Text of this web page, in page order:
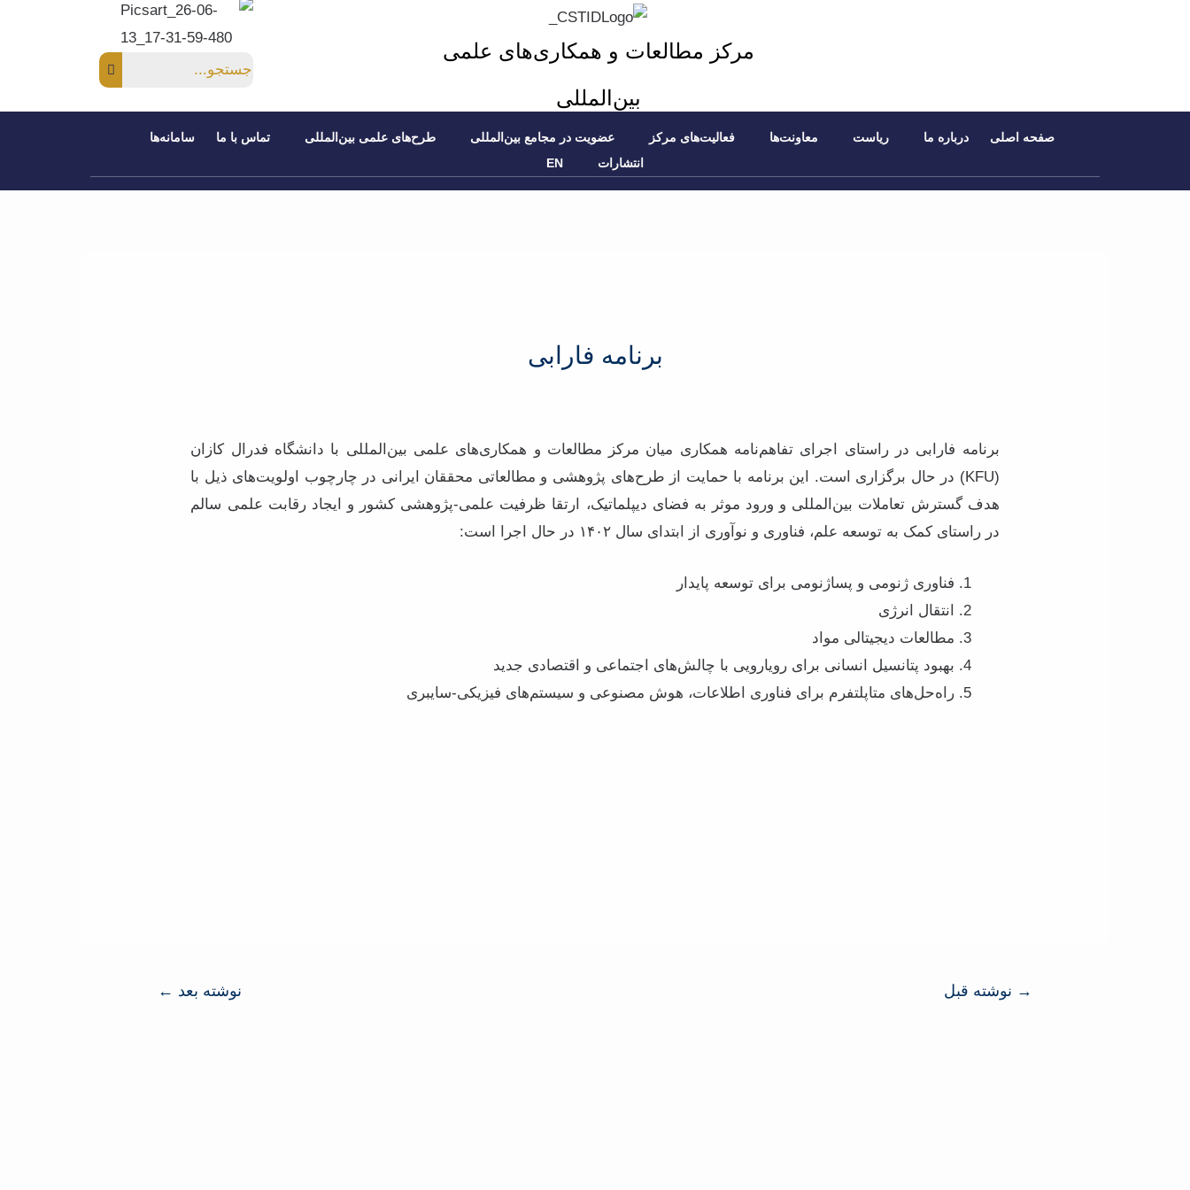
مرکز مطالعات و همکاری‌های علمی
بین‌المللی
صفحه اصلی درباره ما ریاست معاونت‌ها فعالیت‌های مرکز عضویت در مجامع بین‌المللی طرح‌های علمی بین‌المللی تماس با ما
سامانه‌ها
انتشارات
EN
برنامه فارابی
برنامه فارابی در راستای اجرای تفاهم‌نامه همکاری میان مرکز مطالعات و همکاری‌های علمی بین‌المللی با دانشگاه فدرال کازان
(KFU) در حال برگزاری است. این برنامه با حمایت از طرح‌های پژوهشی و مطالعاتی محققان ایرانی در چارچوب اولویت‌های ذیل با
هدف گسترش تعاملات بین‌المللی و ورود موثر به فضای دیپلماتیک، ارتقا ظرفیت علمی-پژوهشی کشور و ایجاد رقابت علمی سالم
در راستای کمک به توسعه علم، فناوری و نوآوری از ابتدای سال ۱۴۰۲ در حال اجرا است:
فناوری ژنومی و پساژنومی برای توسعه پایدار
انتقال انرژی
مطالعات دیجیتالی مواد
بهبود پتانسیل انسانی برای رویارویی با چالش‌های اجتماعی و اقتصادی جدید
راه‌حل‌های متاپلتفرم برای فناوری اطلاعات، هوش مصنوعی و سیستم‌های فیزیکی-سایبری
→ نوشته قبل نوشته بعد ←